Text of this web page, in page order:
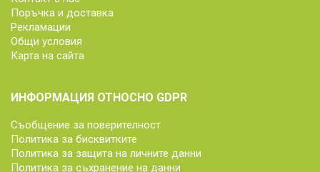
Поръчка и доставка
Рекламации
Общи условия
Карта на сайта
ИНФОРМАЦИЯ ОТНОСНО GDPR
Съобщение за поверителност
Политика за бисквитките
Политика за защита на личните данни
Политика за съхранение на данни